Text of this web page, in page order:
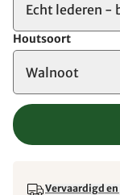
Echt lederen -
Houtsoort
Walnoot
Vervaardigd en